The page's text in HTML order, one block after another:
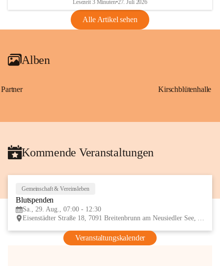
Lesezeit 3 Minuten•27. Juli 2026
Alle Artikel sehen
Alben
Partner Kirschblütenhalle
Kommende Veranstaltungen
Gemeinschaft & Vereinsleben
Blutspenden
Sa., 29. Aug., 07:00 - 12:30
Eisenstädter Straße 18, 7091 Breitenbrunn am Neusiedler See, AUT
Veranstaltungskalender